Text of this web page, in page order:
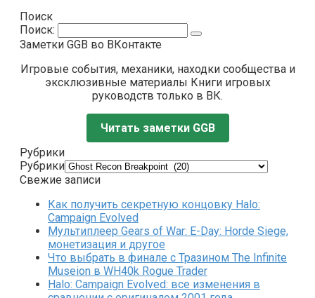
Поиск
Поиск:
Заметки GGB во ВКонтакте
Игровые события, механики, находки сообщества и
эксклюзивные материалы Книги игровых
руководств только в ВК.
Читать заметки GGB
Рубрики
Рубрики
Свежие записи
Как получить секретную концовку Halo:
Campaign Evolved
Мультиплеер Gears of War: E-Day: Horde Siege,
монетизация и другое
Что выбрать в финале с Тразином The Infinite
Museion в WH40k Rogue Trader
Halo: Campaign Evolved: все изменения в